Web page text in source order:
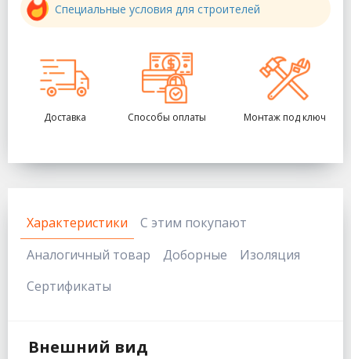
Специальные условия для строителей
Доставка Способы оплаты Монтаж под ключ
Характеристики
С этим покупают
Аналогичный товар
Доборные
Изоляция
Сертификаты
Внешний вид